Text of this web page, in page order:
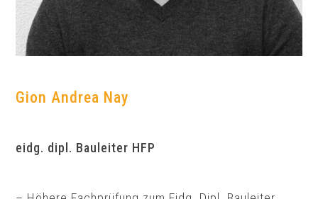
Gion Andrea Nay
eidg. dipl. Bauleiter HFP